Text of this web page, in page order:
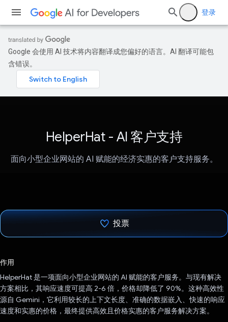
登录
Google 会使用 AI 技术将内容翻译成您偏好的语言。AI 翻译可能包
含错误。
HelperHat - AI 客户支持
面向小型企业网站的 AI 赋能的经济实惠的客户支持服务。
投票
作用
HelperHat 是一项面向小型企业网站的 AI 赋能的客户服务。与现有解决
方案相比，其响应速度可提高 2-6 倍，价格却降低了 90%。这种高效性
源自 Gemini，它利用较长的上下文长度、准确的数据嵌入、快速的响应
速度和实惠的价格，最终提供高效且价格实惠的客户服务解决方案。